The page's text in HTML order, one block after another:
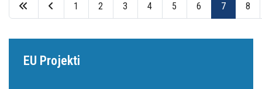
Stranica 7 od 10
1 2 3 4 5 6 7 8
EU Projekti